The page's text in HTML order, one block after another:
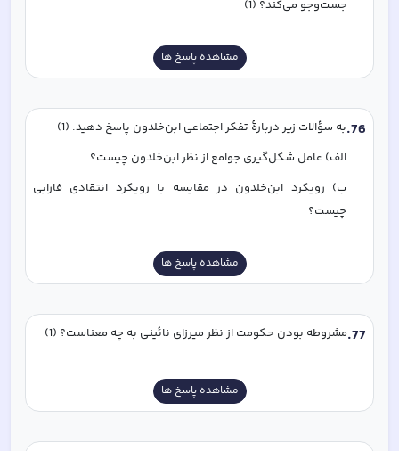
جست‌وجو می‌کند؟ (1)
مشاهده پاسخ ها
76
.به سؤالات زیر دربارۀ تفکر اجتماعی ابن‌خلدون پاسخ دهید. (1)
الف) عامل شکل‌گیری جوامع از نظر ابن‌خلدون چیست؟
چیست؟
مشاهده پاسخ ها
77
.مشروطه بودن حکومت از نظر میرزای نائینی به چه معناست؟ (1)
مشاهده پاسخ ها